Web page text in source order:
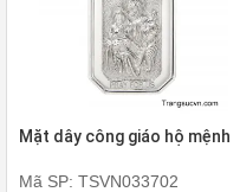
Mặt dây công giáo hộ mệnh
Mã SP: TSVN033702